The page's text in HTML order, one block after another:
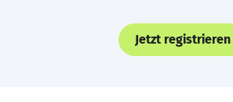
Jetzt registrieren